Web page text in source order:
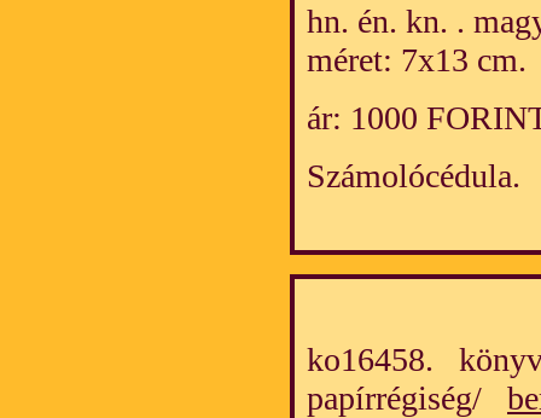
hn. én. kn. .
méret: 7x13 cm.
ár: 1000
Számolócédula.
ko16458.
papírrégiség/